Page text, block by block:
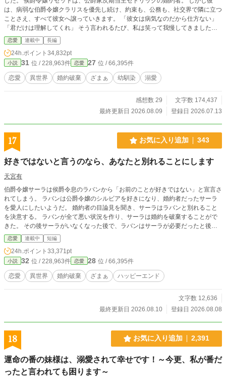
は、病弱な伯爵令嬢クラリスを優先し続け、約束も、公務も、社交界で隣に立つ
ことさえ、すべて彼女へ譲っていきます。 「彼女は病気なのだから仕方ない」
「君だけは理解してくれ」 そう言われるたび、私は笑って我慢してきました。
けれど、誰も私を選んではくれなかった。 だから私は静かに婚約を返上し、公
爵家を去ります。 すると、私が陰で支えていた公爵家の経営と人脈は少しずつ
崩れ始め、彼らはようやく私の存在の大きさに気付きます。 一方、新天地で出
会った侯爵カシアンは、私の能力だけでなく、一人の女性として私を大切にして
くれました。 「もう一人で耐えなくていい」 その言葉に救われた私は、新しい
人生を歩き始めます。 今さら「戻ってきてほしい」と言われても、もう遅いの
人と幸せになり、彼女を失った人々だけが静かに後悔していく逆転ラブストーリ
恋愛 連載中 長編
24h.ポイント 34,832pt
小説 31 位 / 228,963件 恋愛 27 位 / 66,395件
恋愛 異世界 婚約破棄 ざまぁ 幼馴染 溺愛
感想数 29
文字数 174,437
最終更新日 2026.08.09
登録日 2026.07.13
17 お気に入り追加 343
好きではないと言うのなら、あなたと別れることにします
天宮有
伯爵令嬢サーラは侯爵令息のラバンから「お前のことが好きではない」と宣言さ
れてしまう。 ラバンは公爵令嬢のシルビアを好きになり、婚約者だったサーラ
を愛人にしたいようだ。 婚約者の目論見を聞き、サーラはラバンと別れること
を決意する。 ラバンが全て悪い状況を作り、サーラは婚約を破棄することがで
きた。 その後サーラがいなくなった後で、ラバンはサーラが必要だったと後悔
することになる。
恋愛 連載中 短編
24h.ポイント 33,371pt
小説 32 位 / 228,963件 恋愛 28 位 / 66,395件
恋愛 異世界 婚約破棄 ざまぁ ハッピーエンド
文字数 12,636
最終更新日 2026.08.10
登録日 2026.08.08
18 お気に入り追加 2,391
運命の番の妹様は、溺愛されて幸せです！～今更、私が番だ
ったと言われても困ります～